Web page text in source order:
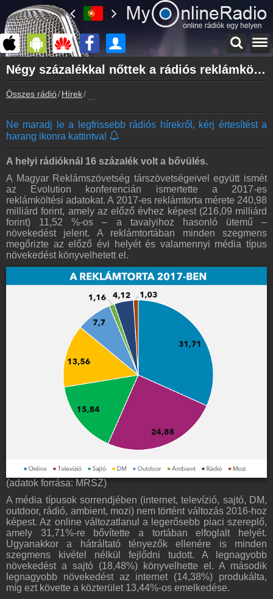
Főoldal
myonlineradio.hu
Bejelentkezés
Kapcsolat
Írj nekünk!
Partnerek
Rádió beágyazás
Ágyazd be weboldaladba
Online rádió készítés
Készítés lépésről lépésre
Négy százalékkal nőttek a rádiós reklámköltések 2017-ben
Összes rádió Hírek
Ne maradj le a legfrissebb rádiós hírekről, kérj értesítést a
harang ikonra kattintva!
A helyi rádióknál 16 százalék volt a bővülés.
A Magyar Reklámszövetség társzövetségeivel együtt ismét
az Evolution konferencián ismertette a 2017-es
reklámköltési adatokat. A 2017-es reklámtorta mérete 240,98
milliárd forint, amely az előző évhez képest (216,09 milliárd
forint) 11,52 %-os – a tavalyihoz hasonló ütemű –
növekedést jelent. A reklámtortában minden szegmens
megőrizte az előző évi helyét és valamennyi média típus
növekedést könyvelhetett el.
(adatok forrása: MRSZ)
A média típusok sorrendjében (internet, televízió, sajtó, DM,
outdoor, rádió, ambient, mozi) nem történt változás 2016-hoz
képest. Az online változatlanul a legerősebb piaci szereplő,
amely 31,71%-re bővítette a tortában elfoglalt helyét.
Ugyanakkor a hátráltató tényezők ellenére is minden
szegmens kivétel nélkül fejlődni tudott. A legnagyobb
növekedést a sajtó (18,48%) könyvelhette el. A második
legnagyobb növekedést az internet (14,38%) produkálta,
míg ezt követte a közterület 13,44%-os emelkedése.